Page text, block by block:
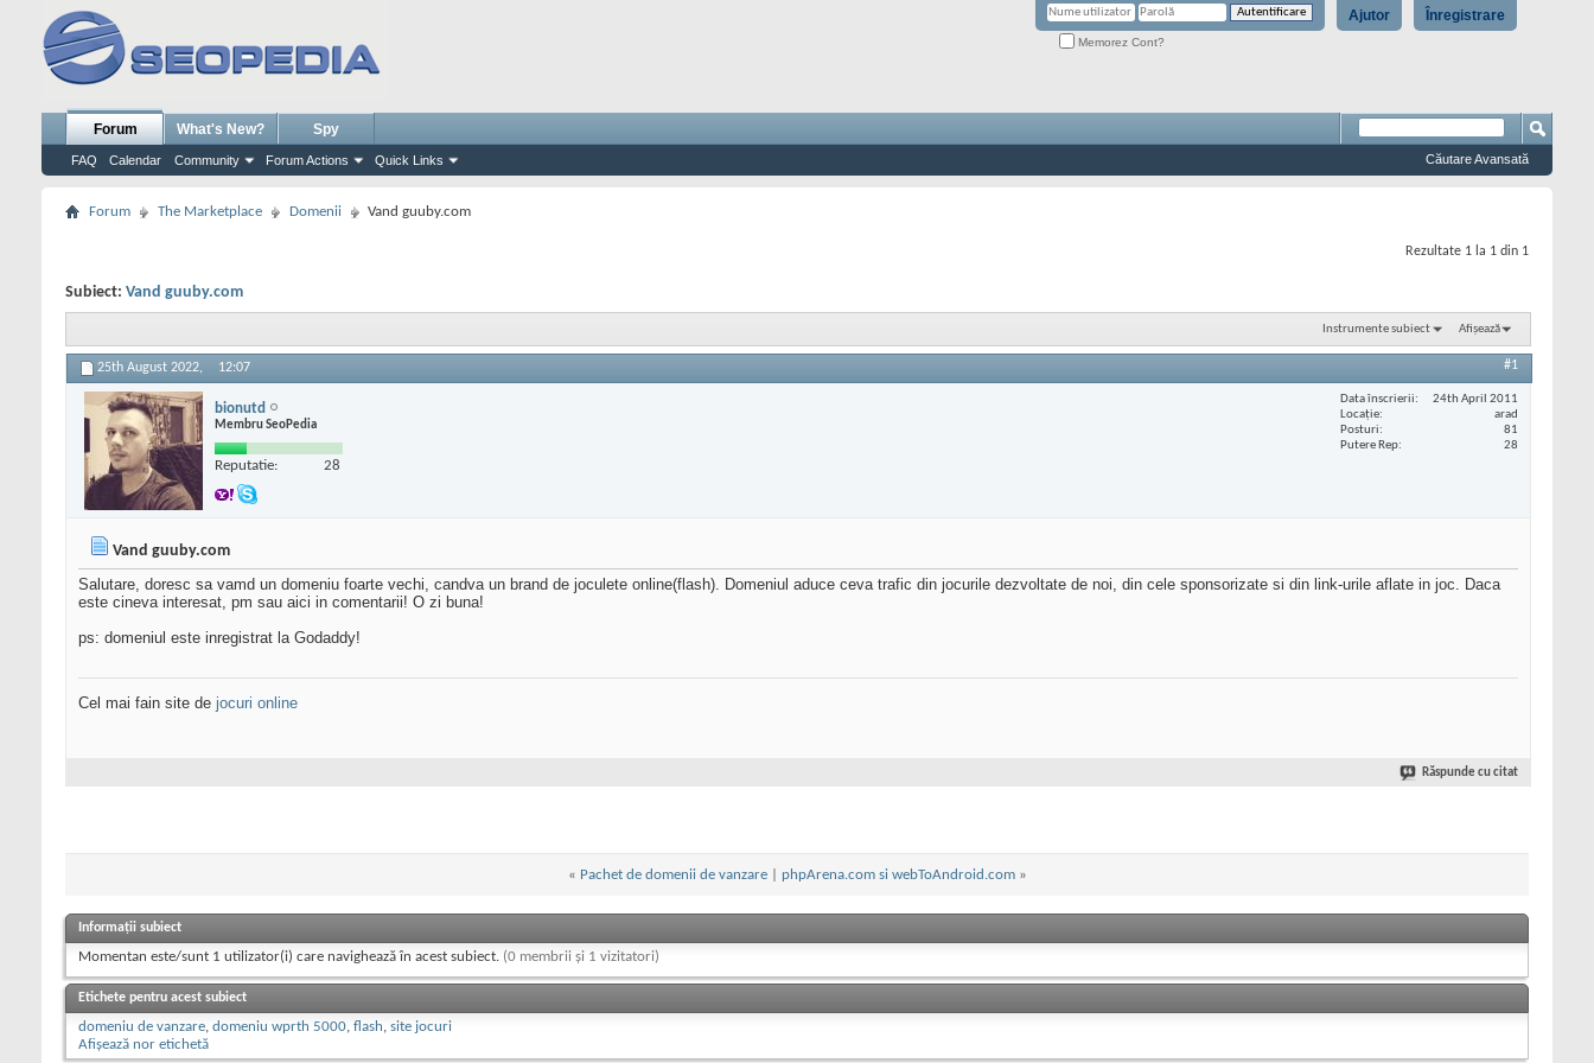
Înregistrare
Ajutor
Memorez Cont?
Forum
FAQ Calendar Community Forum Actions Quick Links
What's New? Spy
Căutare Avansată
Forum The Marketplace Domenii Vand guuby.com
Rezultate 1 la 1 din 1
Subiect: Vand guuby.com
Instrumente subiect Afișează
25th August 2022, 12:07 #1
bionutd
Membru SeoPedia
Reputatie: 28
Data înscrierii
24th April 2011
Locaţie
arad
Posturi
81
Putere Rep
28
Vand guuby.com
Salutare, doresc sa vamd un domeniu foarte vechi, candva un brand de joculete online(flash). Domeniul aduce ceva trafic din jocurile dezvoltate de noi, din cele sponsorizate si din link-urile aflate in joc. Daca
este cineva interesat, pm sau aici in comentarii! O zi buna!
ps: domeniul este inregistrat la Godaddy!
Cel mai fain site de jocuri online
Răspunde cu citat
« Pachet de domenii de vanzare| phpArena.com si webToAndroid.com »
Informații subiect
Momentan este/sunt 1 utilizator(i) care navighează în acest subiect. (0 membrii și 1 vizitatori)
Etichete pentru acest subiect
domeniu de vanzare, domeniu wprth 5000, flash, site jocuri
Afișează nor etichetă